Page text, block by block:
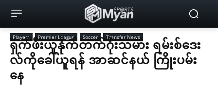
Players Premier League Soccer Transfer News
ရှက်ဖီးယူနိုက်တက်ဂိုးသမား ရမ်းစ်ဒေး
လ်ကိုခေါ်ယူရန် အာဆင်နယ် ကြိုးပမ်း
နေ